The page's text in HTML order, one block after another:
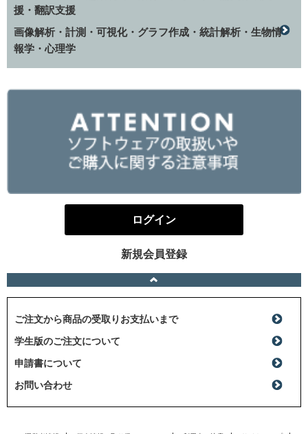
援・翻訳支援
画像解析・計測・可視化・グラフ作成・統計解析・生物情
報学・心理学
ログイン
新規会員登録
ご注文から商品の受取りお支払いまで
学生版のご注文について
申請書について
お問い合わせ